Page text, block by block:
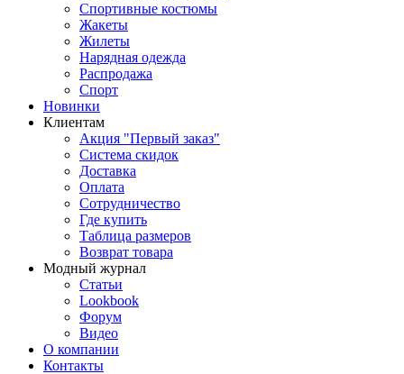
Спортивные костюмы
Жакеты
Жилеты
Нарядная одежда
Распродажа
Спорт
Новинки
Клиентам
Акция "Первый заказ"
Система скидок
Доставка
Оплата
Сотрудничество
Где купить
Таблица размеров
Возврат товара
Модный журнал
Статьи
Lookbook
Форум
Видео
О компании
Контакты